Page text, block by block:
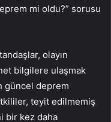
mi oldu?” sorusu
olayın
bilgilere ulaşmak
güncel deprem
teyit edilmemiş
bir kez daha